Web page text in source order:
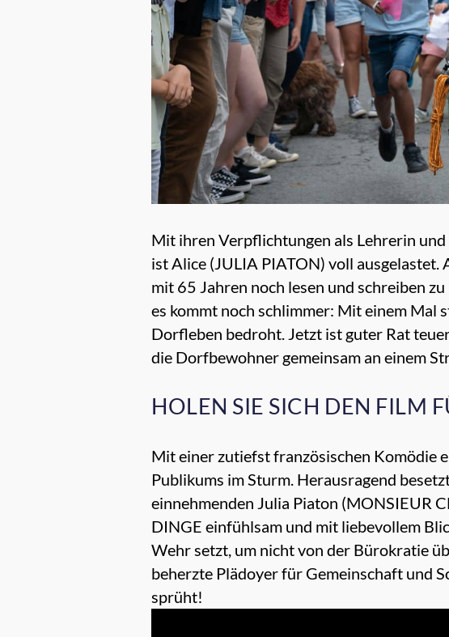
Mit ihren Verpflichtungen als Lehrerin
ist Alice (JULIA PIATON) voll ausgelastet.
mit 65 Jahren noch lesen und schreiben
es kommt noch schlimmer: Mit einem Mal
Dorfleben bedroht. Jetzt ist guter Rat
die Dorfbewohner gemeinsam an einem
HOLEN SIE SICH DEN FILM
Mit einer zutiefst französischen Komödie
Publikums im Sturm. Herausragend
einnehmenden Julia Piaton (MONSIEUR
DINGE einfühlsam und mit liebevollem
Wehr setzt, um nicht von der Bürokratie
beherzte Plädoyer für Gemeinschaft und
sprüht!